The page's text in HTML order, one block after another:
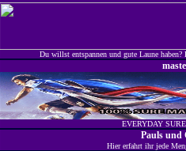
Du willst entspannen und gute Laune
EVERYDAY
Pauls und
Hier erfahrt ihr jede